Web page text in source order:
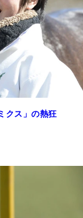
クス」の熱狂